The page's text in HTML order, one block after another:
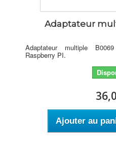
Adaptateur
Adaptateur multiple
Raspberry PI.
Ajouter au